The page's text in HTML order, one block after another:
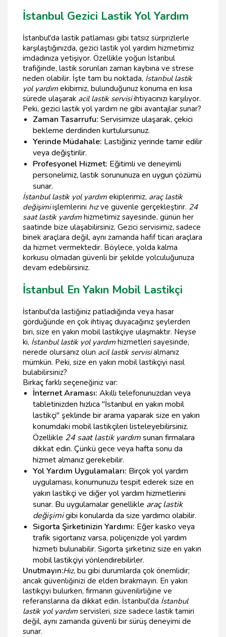
İstanbul Gezici Lastik Yol Yardım
İstanbul'da lastik patlaması gibi tatsız sürprizlerle
karşılaştığınızda, gezici lastik yol yardım hizmetimiz
imdadınıza yetişiyor. Özellikle yoğun İstanbul
trafiğinde, lastik sorunları zaman kaybına ve strese
neden olabilir. İşte tam bu noktada, İstanbul lastik
yol yardım ekibimiz, bulunduğunuz konuma en kısa
sürede ulaşarak acil lastik servisiihtiyacınızı karşılıyor.
Peki, gezici lastik yol yardım ne gibi avantajlar sunar?
Zaman Tasarrufu: Servisimize ulaşarak, çekici
bekleme derdinden kurtulursunuz.
Yerinde Müdahale: Lastiğiniz yerinde tamir edilir
veya değiştirilir.
Profesyonel Hizmet: Eğitimli ve deneyimli
personelimiz, lastik sorununuza en uygun çözümü
sunar.
İstanbul lastik yol yardım ekiplerimiz, araç lastik
değişimiişlemlerini hızve güvenle gerçekleştirir. 24
saat lastik yardım hizmetimiz sayesinde, günün her
saatinde bize ulaşabilirsiniz. Gezici servisimiz, sadece
binek araçlara değil, aynı zamanda hafif ticari araçlara
da hizmet vermektedir. Böylece, yolda kalma
korkusu olmadan güvenli bir şekilde yolculuğunuza
devam edebilirsiniz.
İstanbul En Yakın Mobil Lastikçi
İstanbul'da lastiğiniz patladığında veya hasar
gördüğünde en çok ihtiyaç duyacağınız şeylerden
biri, size en yakın mobil lastikçiye ulaşmaktır. Neyse
ki, İstanbul lastik yol yardım hizmetleri sayesinde,
nerede olursanız olun acil lastik servisialmanız
mümkün. Peki, size en yakın mobil lastikçiyi nasıl
bulabilirsiniz?
Birkaç farklı seçeneğiniz var:
İnternet Araması: Akıllı telefonunuzdan veya
tabletinizden hızlıca "İstanbul en yakın mobil
lastikçi" şeklinde bir arama yaparak size en yakın
konumdaki mobil lastikçileri listeleyebilirsiniz.
Özellikle 24 saat lastik yardımsunan firmalara
dikkat edin. Çünkü gece veya hafta sonu da
hizmet almanız gerekebilir.
Yol Yardım Uygulamaları: Birçok yol yardım
uygulaması, konumunuzu tespit ederek size en
yakın lastikçi ve diğer yol yardım hizmetlerini
sunar. Bu uygulamalar genellikle araç lastik
değişimigibi konularda da size yardımcı olabilir.
Sigorta Şirketinizin Yardımı: Eğer kasko veya
trafik sigortanız varsa, poliçenizde yol yardım
hizmeti bulunabilir. Sigorta şirketiniz size en yakın
mobil lastikçiyi yönlendirebilirler.
Unutmayın:Hız, bu gibi durumlarda çok önemlidir;
ancak güvenliğinizi de elden bırakmayın. En yakın
lastikçiyi bulurken, firmanın güvenilirliğine ve
referanslarına da dikkat edin. İstanbul'da İstanbul
lastik yol yardım servisleri, size sadece lastik tamiri
değil, aynı zamanda güvenli bir sürüş deneyimi de
sunar.